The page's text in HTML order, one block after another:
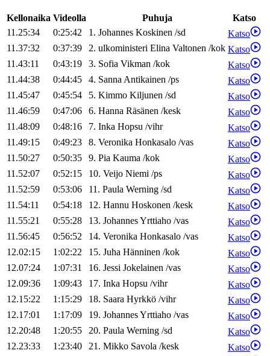
Kellonaika Videolla Puhuja
Katso
11.25:34
0:25:42 1. Johannes Koskinen /sd
Katso
11.37:32
0:37:39 2. ulkoministeri Elina Valtonen /kok Katso
11.43:11
0:43:19 3. Sofia Vikman /kok
Katso
11.44:38
0:44:45 4. SannaAntikainen /ps
Katso
11.45:47
0:45:54 5. Kimmo Kiljunen /sd
Katso
11.46:59
0:47:06 6. Hanna Räsänen /kesk
Katso
11.48:09
0:48:16 7. Inka Hopsu /vihr
Katso
11.49:15
0:49:23 8. Veronika Honkasalo /vas
Katso
11.50:27
0:50:35 9. Pia Kauma /kok
Katso
11.52:07
0:52:15 10. Veijo Niemi /ps
Katso
11.52:59
0:53:06 11. Paula Werning /sd
Katso
11.54:11
0:54:18 12. Hannu Hoskonen /kesk
Katso
11.55:21
0:55:28 13. JohannesYrttiaho /vas
Katso
11.56:45
0:56:52 14. Veronika Honkasalo /vas
Katso
12.02:15
1:02:22 15. Juha Hänninen /kok
Katso
12.07:24
1:07:31 16. Jessi Jokelainen /vas
Katso
12.09:36
1:09:43 17. Inka Hopsu /vihr
Katso
12.15:22
1:15:29 18. Saara Hyrkkö /vihr
Katso
12.17:01
1:17:09 19. JohannesYrttiaho /vas
Katso
12.20:48
1:20:55 20. Paula Werning /sd
Katso
12.23:33
1:23:40 21. Mikko Savola /kesk
Katso